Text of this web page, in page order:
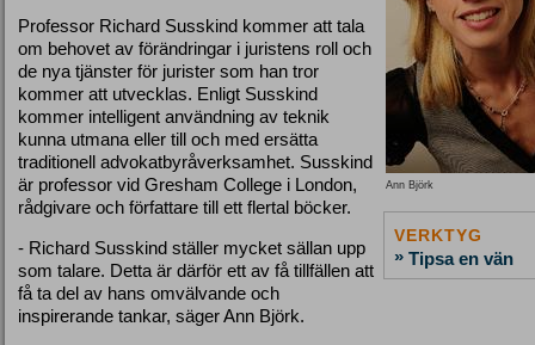
Ann Björk
VERKTYG
» Tipsa en vän
Professor Richard Susskind kommer att tala
om behovet av förändringar i juristens roll och
de nya tjänster för jurister som han tror
kommer att utvecklas. Enligt Susskind
kommer intelligent användning av teknik
kunna utmana eller till och med ersätta
traditionell advokatbyråverksamhet. Susskind
är professor vid Gresham College i London,
rådgivare och författare till ett flertal böcker.
- Richard Susskind ställer mycket sällan upp
som talare. Detta är därför ett av få tillfällen att
få ta del av hans omvälvande och
inspirerande tankar, säger Ann Björk.